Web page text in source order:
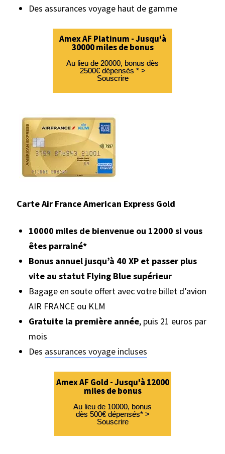
Des assurances voyage haut de gamme
Amex AF Platinum - Jusqu'à
30000 miles de bonus
Au lieu de 20000, bonus dès
2500€ dépensés * >
Souscrire
Carte Air France American Express Gold
10000 miles de bienvenue ou 12000 si vous
êtes parrainé*
Bonus annuel jusqu’à 40 XP et passer plus
vite au statut Flying Blue supérieur
Bagage en soute offert avec votre billet d’avion
AIR FRANCE ou KLM
Gratuite la première année, puis 21 euros par
mois
Des assurances voyage incluses
Amex AF Gold - Jusqu'à 12000
miles de bonus
Au lieu de 10000, bonus
dès 500€ dépensés* >
Souscrire